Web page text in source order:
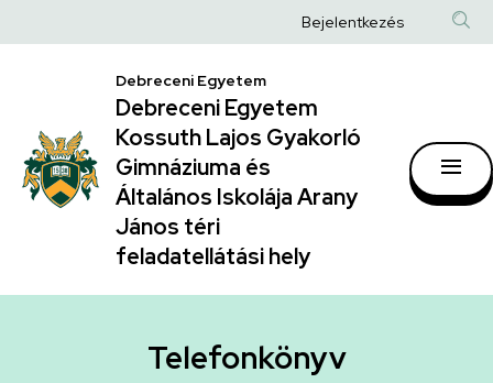
|
Debreceni
Egyetem
Kossuth
Lajos
Gyakorló
Általános
a
Anonim
fiók
menüje
Bejelentkezés
Debreceni Egyetem
Debreceni Egyetem
Kossuth Lajos Gyakorló
Gimnáziuma és
Általános Iskolája Arany
János téri
feladatellátási hely
Telefonkönyv